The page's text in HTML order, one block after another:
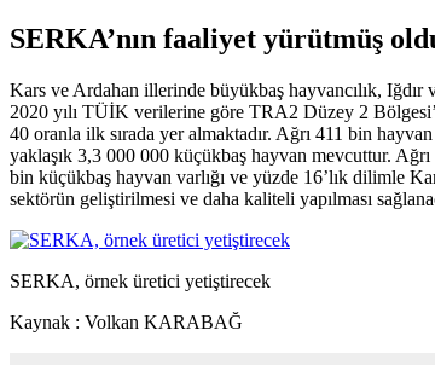
SERKA’nın faaliyet yürütmüş
Kars ve Ardahan illerinde büyükbaş hayvancılık, Iğdır
2020 yılı TÜİK verilerine göre TRA2 Düzey 2
40 oranla ilk sırada yer almaktadır. Ağrı 411 bin
yaklaşık 3,3 000 000 küçükbaş hayvan mevcuttur.
bin küçükbaş hayvan varlığı ve yüzde 16’lık dilimle
sektörün geliştirilmesi ve daha kaliteli yapılması
SERKA, örnek üretici yetiştirecek
Kaynak : Volkan KARABAĞ